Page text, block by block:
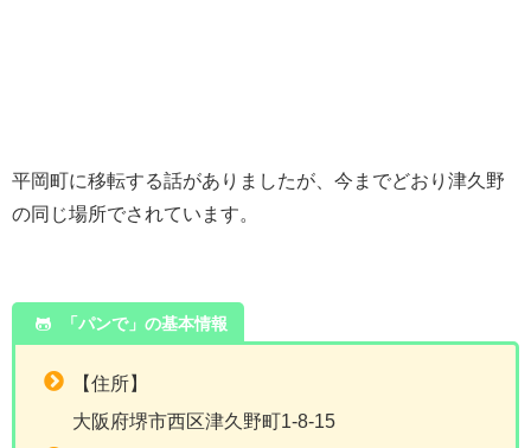
平岡町に移転する話がありましたが、今までどおり津久野
の同じ場所でされています。
「パンで」の基本情報
【住所】
大阪府堺市西区津久野町1-8-15